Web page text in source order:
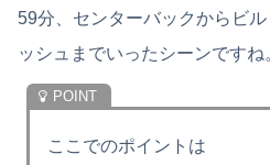
59分、センターバックからビ
ッシュまでいったシーンですね
ここでのポイントは